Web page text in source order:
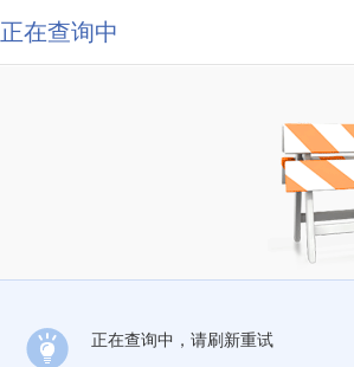
正在查询中
正在查询中，请刷新重试